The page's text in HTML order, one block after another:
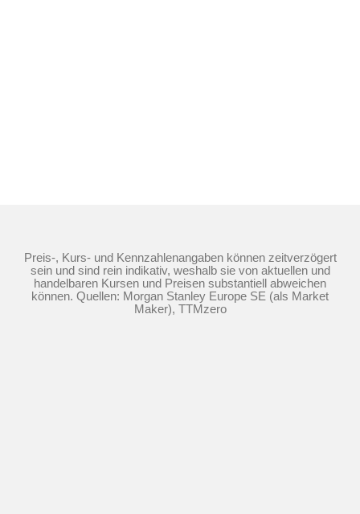
Preis-, Kurs- und Kennzahlenangaben können zeitverzögert
sein und sind rein indikativ, weshalb sie von aktuellen und
handelbaren Kursen und Preisen substantiell abweichen
können. Quellen: Morgan Stanley Europe SE (als Market
Maker), TTMzero